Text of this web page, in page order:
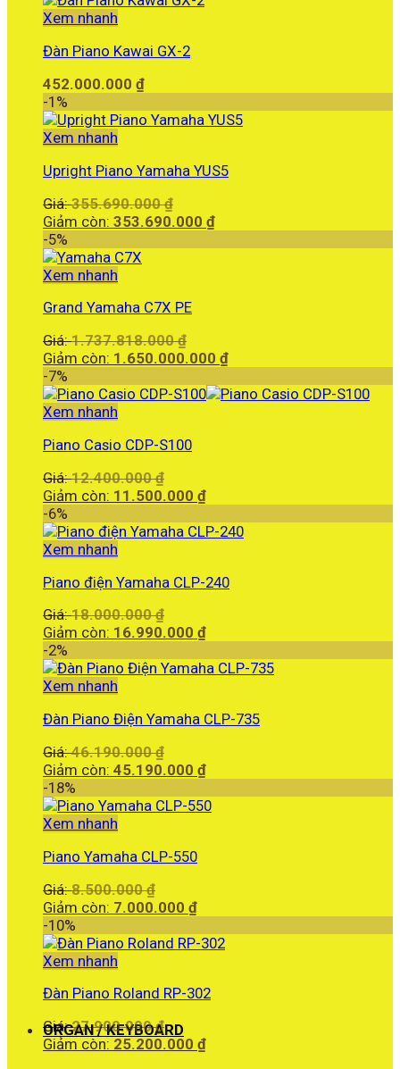
Xem nhanh
Đàn Piano Kawai GX-2
452.000.000 ₫
-1%
Xem nhanh
Upright Piano Yamaha YUS5
Giá:355.690.000₫
gốc
Giảm còn: 353.690.000 ₫Giá
-5%
Xem nhanh
Grand Yamaha C7X PE
Giá:1.737.818.000₫
gốc
1.737.818.000 ₫.
Giảm còn: 1.650.000.000 ₫Giá
tại
-7%
Xem nhanh
Piano Casio CDP-S100
Giá:12.400.000₫
gốc
12.400.000 ₫.
Giảm còn: 11.500.000 ₫Giá
tại
-6%
Xem nhanh
Piano điện Yamaha CLP-240
Giá:18.000.000₫
gốc
18.000.000 ₫.
Giảm còn: 16.990.000 ₫Giá
tại
-2%
Xem nhanh
Đàn Piano Điện Yamaha CLP-735
Giá:46.190.000₫
gốc
46.190.000 ₫.
Giảm còn: 45.190.000 ₫Giá
tại
-18%
Xem nhanh
Piano Yamaha CLP-550
Giá:8.500.000₫
gốc
8.500.000 ₫.
Giảm còn: 7.000.000 ₫Giá
tại
-10%
Xem nhanh
Đàn Piano Roland RP-302
Giá:27.900.000₫ Giá
gốc
Giảm còn: 25.200.000 ₫Giá
ORGAN / KEYBOARD